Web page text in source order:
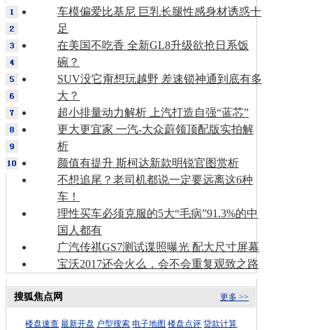
车模偏爱比基尼 巨乳长腿性感身材诱惑十
足
在美国不吃香 全新GL8升级欲抢日系饭
碗？
SUV没它甭想玩越野 差速锁神通到底有多
大？
超小排量动力解析 上汽打造自强“蓝芯”
更大更宜家 一汽-大众蔚领顶配版实拍解
析
颜值有提升 斯柯达新款明锐官图赏析
不想追尾？老司机都说一定要远离这6种
车！
理性买车必须克服的5大“毛病”91.3%的中
国人都有
广汽传祺GS7测试谍照曝光 配大尺寸屏幕
宝沃2017还会火么，会不会重复观致之路
更多 >>
搜狐焦点网
楼盘速查 最新开盘 户型搜索 电子地图 楼盘点评 贷款计算